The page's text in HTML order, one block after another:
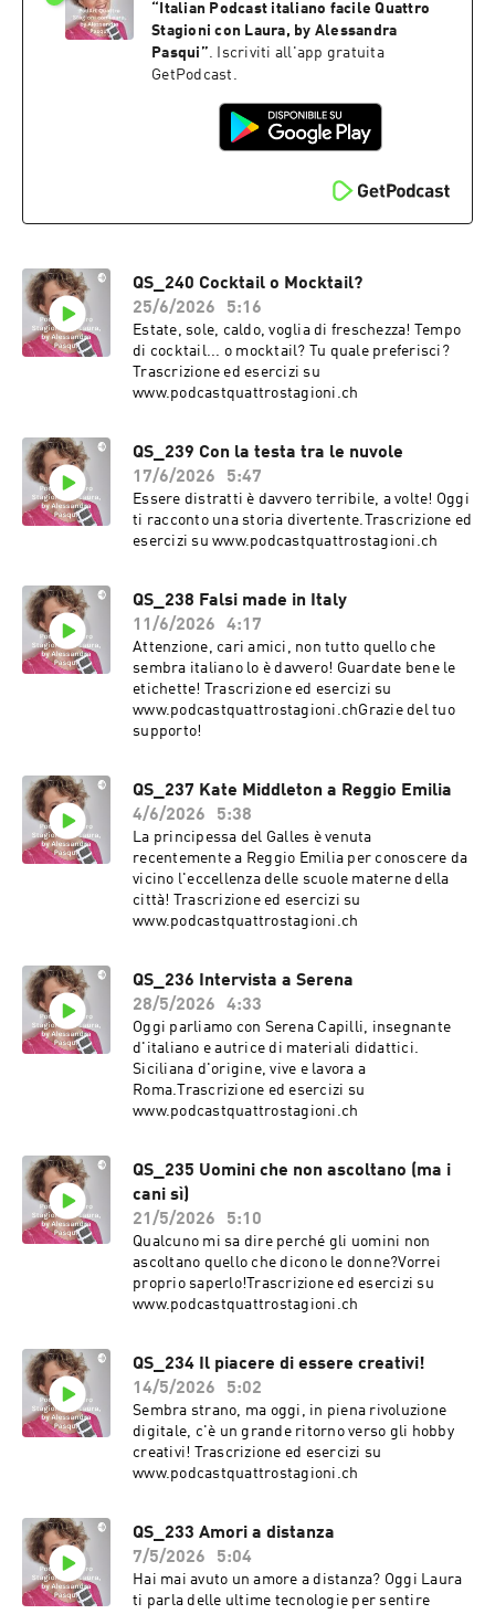
“ Italian Podcast italiano facile Quattro
Stagioni con Laura, by Alessandra
Pasqui ”. Iscriviti all'app gratuita
GetPodcast.
QS_240 Cocktail o Mocktail?
25/6/2026
5:16
Estate, sole, caldo, voglia di freschezza! Tempo
di cocktail... o mocktail? Tu quale preferisci?
Trascrizione ed esercizi su
www.podcastquattrostagioni.ch
QS_239 Con la testa tra le nuvole
17/6/2026
5:47
Essere distratti è davvero terribile, a volte! Oggi
ti racconto una storia divertente.Trascrizione ed
esercizi su www.podcastquattrostagioni.ch
QS_238 Falsi made in Italy
11/6/2026
4:17
Attenzione, cari amici, non tutto quello che
sembra italiano lo è davvero! Guardate bene le
etichette! Trascrizione ed esercizi su
www.podcastquattrostagioni.chGrazie del tuo
supporto!
QS_237 Kate Middleton a Reggio Emilia
4/6/2026
5:38
La principessa del Galles è venuta
recentemente a Reggio Emilia per conoscere da
vicino l'eccellenza delle scuole materne della
città! Trascrizione ed esercizi su
www.podcastquattrostagioni.ch
QS_236 Intervista a Serena
28/5/2026
4:33
Oggi parliamo con Serena Capilli, insegnante
d'italiano e autrice di materiali didattici.
Siciliana d'origine, vive e lavora a
Roma.Trascrizione ed esercizi su
www.podcastquattrostagioni.ch
QS_235 Uomini che non ascoltano (ma i
cani sì)
21/5/2026
5:10
Qualcuno mi sa dire perché gli uomini non
ascoltano quello che dicono le donne?Vorrei
proprio saperlo!Trascrizione ed esercizi su
www.podcastquattrostagioni.ch
QS_234 Il piacere di essere creativi!
14/5/2026
5:02
Sembra strano, ma oggi, in piena rivoluzione
digitale, c'è un grande ritorno verso gli hobby
creativi! Trascrizione ed esercizi su
www.podcastquattrostagioni.ch
QS_233 Amori a distanza
7/5/2026
5:04
Hai mai avuto un amore a distanza? Oggi Laura
ti parla delle ultime tecnologie per sentire